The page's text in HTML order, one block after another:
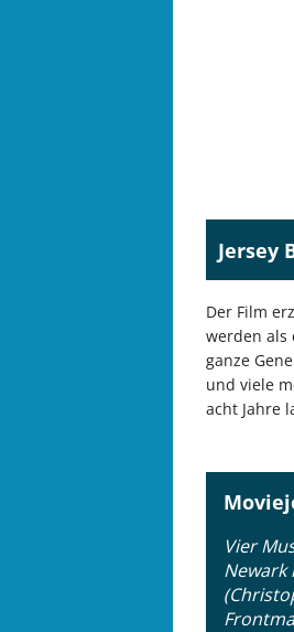
Jersey
Der Film
werden als
ganze
und viele
acht Jahre
Vier
Newark